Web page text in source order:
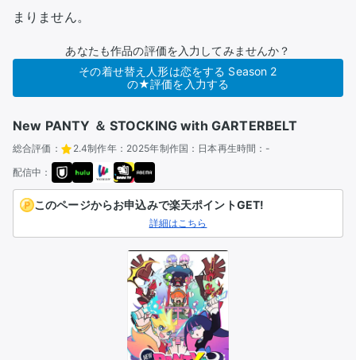
まりません。
あなたも作品の評価を入力してみませんか？
その着せ替え人形は恋をする Season 2
の★評価を入力する
New PANTY ＆ STOCKING with GARTERBELT
総合評価： 2.4制作年： 2025年制作国： 日本再生時間： -
配信中：
このページからお申込みで楽天ポイントGET!
詳細はこちら